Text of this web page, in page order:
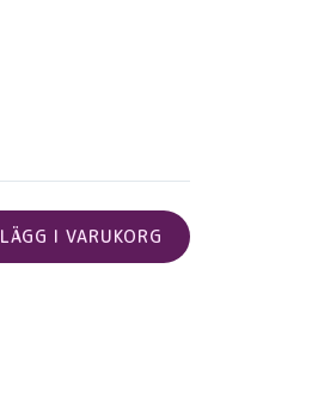
LÄGG I VARUKORG